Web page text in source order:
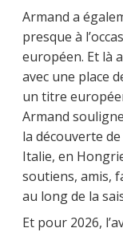
Armand a
presque à
européen. Et là
avec une place
un titre
Armand
la découverte
Italie, en
soutiens, amis,
au long de la
Et pour 2026,